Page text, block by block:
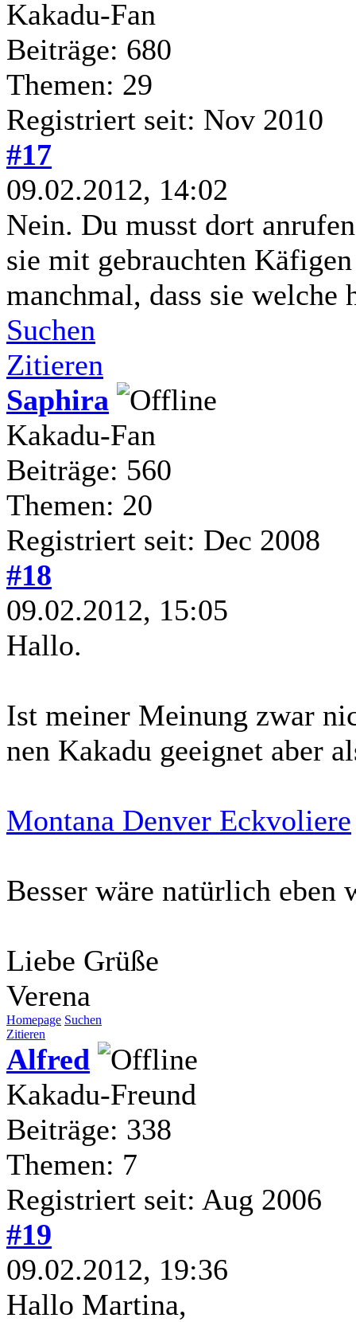
Kakadu-Fan
Beiträge: 680
Themen: 29
Registriert seit: Nov 2010
#17
09.02.2012, 14:02
Nein. Du musst dort
sie mit gebrauchten
manchmal, dass sie welche
Suchen
Zitieren
Saphira
Kakadu-Fan
Beiträge: 560
Themen: 20
Registriert seit: Dec 2008
#18
09.02.2012, 15:05
Hallo.
Ist meiner Meinung zwar
nen Kakadu geeignet aber
Montana Denver Eckvoliere
Besser wäre natürlich eben
Liebe Grüße
Verena
Homepage Suchen
Zitieren
Alfred
Kakadu-Freund
Beiträge: 338
Themen: 7
Registriert seit: Aug 2006
#19
09.02.2012, 19:36
Hallo Martina,